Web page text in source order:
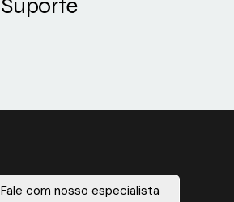
Fale com nosso especialista